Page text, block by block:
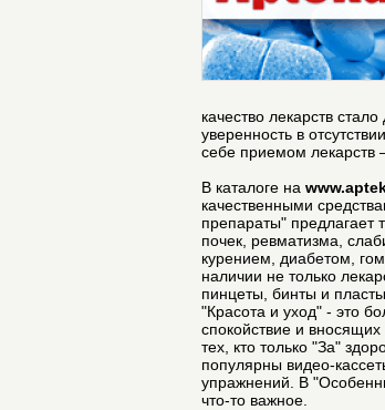
качество лекарств
уверенность в
себе приемом лекарств
В каталоге на
качественными
препараты" предлагает
почек, ревматизма,
курением, диабетом,
наличии не только
пинцеты, бинты и
"Красота и уход" - это
спокойствие и
тех, кто только "За"
популярны видео-
упражнений. В
что-то важное.